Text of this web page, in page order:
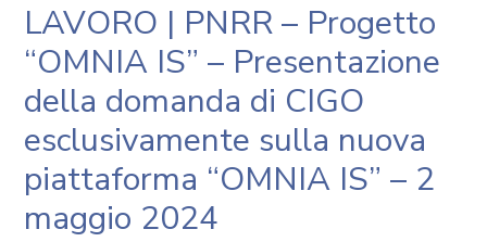
LAVORO | PNRR – Progetto
“OMNIA IS” – Presentazione
della domanda di CIGO
esclusivamente sulla nuova
piattaforma “OMNIA IS” – 2
maggio 2024